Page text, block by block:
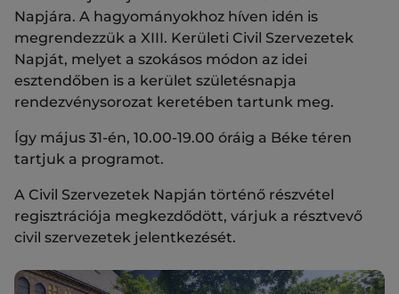
Napjára. A hagyományokhoz híven idén is
megrendezzük a XIII. Kerületi Civil Szervezetek
Napját, melyet a szokásos módon az idei
esztendőben is a kerület születésnapja
rendezvénysorozat keretében tartunk meg.
Így május 31-én, 10.00-19.00 óráig a Béke téren
tartjuk a programot.
A Civil Szervezetek Napján történő részvétel
regisztrációja megkezdődött, várjuk a résztvevő
civil szervezetek jelentkezését.